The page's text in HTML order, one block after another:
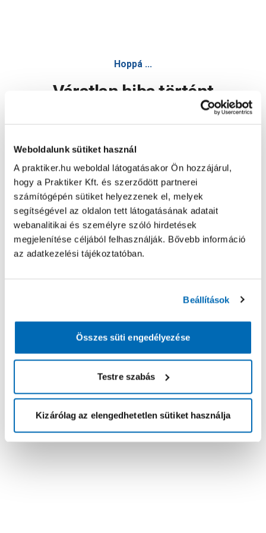
Weboldalunk sütiket használ
A praktiker.hu weboldal látogatásakor Ön hozzájárul,
hogy a Praktiker Kft. és szerződött partnerei
számítógépén sütiket helyezzenek el, melyek
segítségével az oldalon tett látogatásának adatait
webanalitikai és személyre szóló hirdetések
megjelenítése céljából felhasználják. Bővebb információ
az adatkezelési tájékoztatóban.
Beállítások
Összes süti engedélyezése
Testre szabás
Kizárólag az elengedhetetlen sütiket használja
Hoppá ...
Váratlan hiba történt
Oldal újratöltése